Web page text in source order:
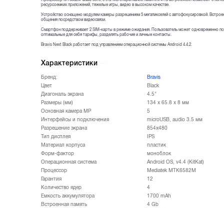
ресурсоемких приложений, тяжелые игры, видео в высоком качестве.
Устройство оснащено модулем камеры разрешением 5 мегапикселей с автофокусировкой.
общения посредством видеосвязи.
Смартфон поддерживает 2 SIM-карты в режиме ожидания. Пользователь может одновременно
оптимальные для себя тарифы, разделять рабочие и личные контакты.
Bravis Next Black работает под управлением операционной системы Android 4.4.2.
Характеристики
Бренд:
Bravis
Цвет
Black
Диагональ экрана
4.5"
Размеры (мм)
134 х 65.8 х 8 мм
Основная камера МР
5
Интерфейсы и подключения
microUSB, audio 3.5 мм
Разрешение экрана
854x480
Тип дисплея
IPS
Материал корпуса
пластик
Форм-фактор
моноблок
Операционная система
Android OS, v4.4 (KitKat)
Процессор
Mediatek MTK6582M
Гарантия
12
Количество ядер
4
Емкость аккумулятора
1700 mAh
Встроенная память
4 Gb